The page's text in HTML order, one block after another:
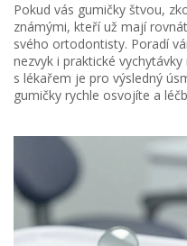
Pokud vás gumičky štvou,
známými, kteří už mají
svého ortodontisty. Poradí
nezvyk i praktické
s lékařem je pro výsledný
gumičky rychle osvojíte a